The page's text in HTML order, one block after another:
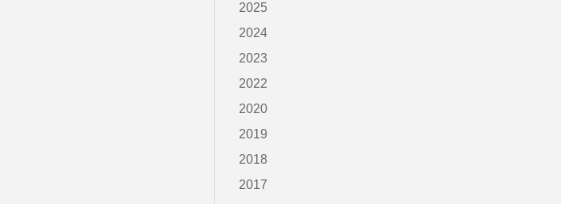
2025
2024
2023
2022
2020
2019
2018
2017